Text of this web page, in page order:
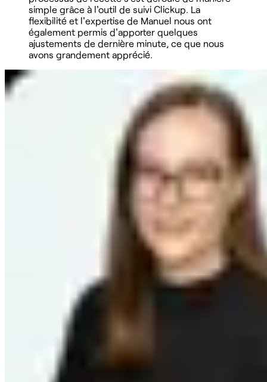
simple grâce à l'outil de suivi Clickup. La
flexibilité et l'expertise de Manuel nous ont
également permis d'apporter quelques
ajustements de dernière minute, ce que nous
avons grandement apprécié.